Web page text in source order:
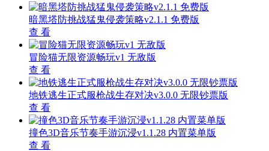
暗黑塔防挑战猛鬼侵袭策略v2.1.1 免费版
查 看
冒险猫无限资源畅玩v1 无敌版
查 看
地铁逃生正式服枪战生存对决v3.0.0 无限钞票版
查 看
撞色3D音乐节奏手游沉浸v1.1.28 内置菜单版
查 看